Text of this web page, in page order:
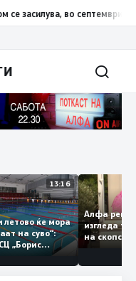
во септември ќе
13:16
летово ќе мора
на суво“:
СЦ „Борис
е затворен
од
Алфа
изгледа
на